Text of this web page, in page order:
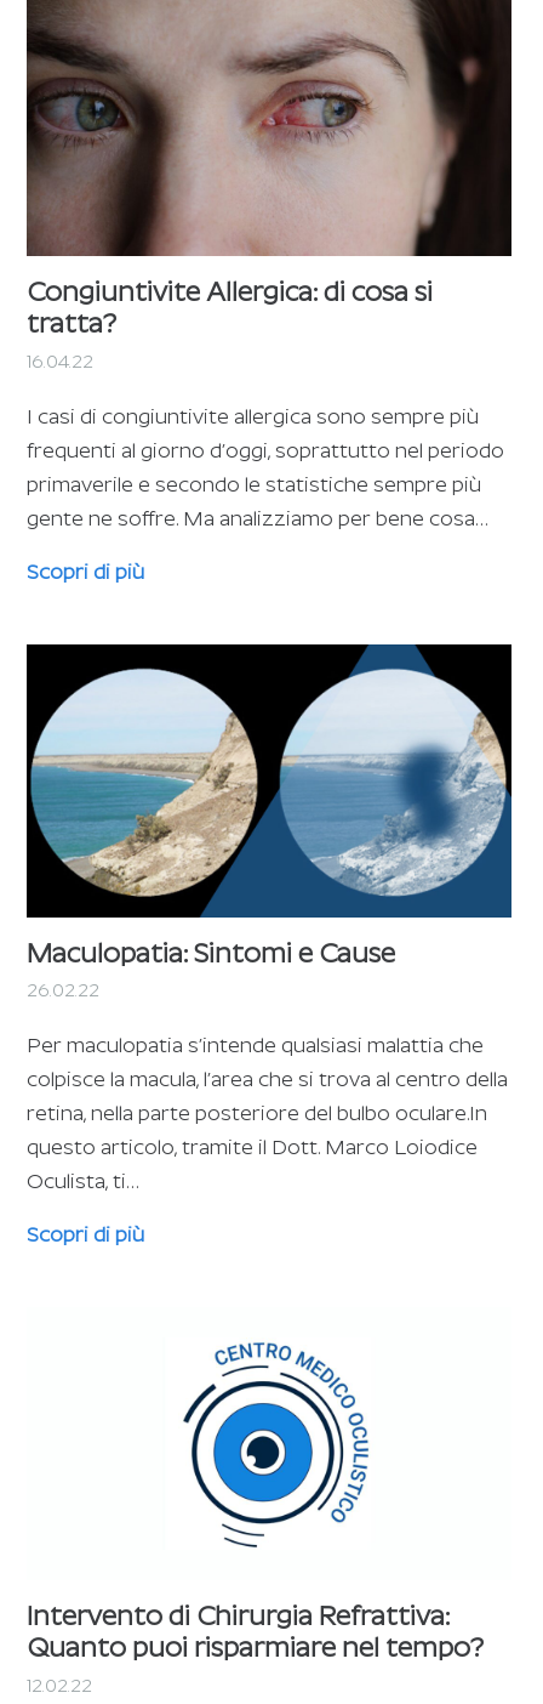
Congiuntivite Allergica: di cosa si
tratta?
16.04.22
I casi di congiuntivite allergica sono sempre più
frequenti al giorno d’oggi, soprattutto nel periodo
primaverile e secondo le statistiche sempre più
gente ne soffre. Ma analizziamo per bene cosa…
Scopri di più
Maculopatia: Sintomi e Cause
26.02.22
Per maculopatia s’intende qualsiasi malattia che
colpisce la macula, l’area che si trova al centro della
retina, nella parte posteriore del bulbo oculare.In
questo articolo, tramite il Dott. Marco Loiodice
Oculista, ti…
Scopri di più
Intervento di Chirurgia Refrattiva:
Quanto puoi risparmiare nel tempo?
12.02.22